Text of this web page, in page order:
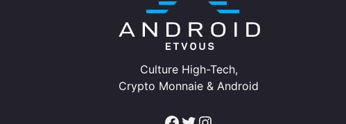
Culture High-Tech,
Crypto Monnaie & Android